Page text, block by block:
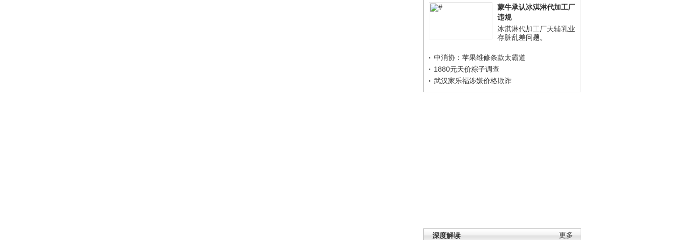
蒙牛承认冰淇淋代加工厂
违规
冰淇淋代加工厂天辅乳业
存脏乱差问题。
中消协：苹果维修条款太霸道
1880元天价粽子调查
武汉家乐福涉嫌价格欺诈
更多
深度解读